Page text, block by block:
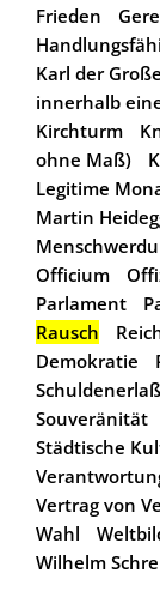
Frieden
Karl der Große
innerhalb
Kirchturm
ohne Maß)
Legitime
Martin
Officium
Parlament
Rausch
Demokratie
Schuldenerlaß
Souveränität
Städtische
Vertrag von
Wahl
Wilhelm